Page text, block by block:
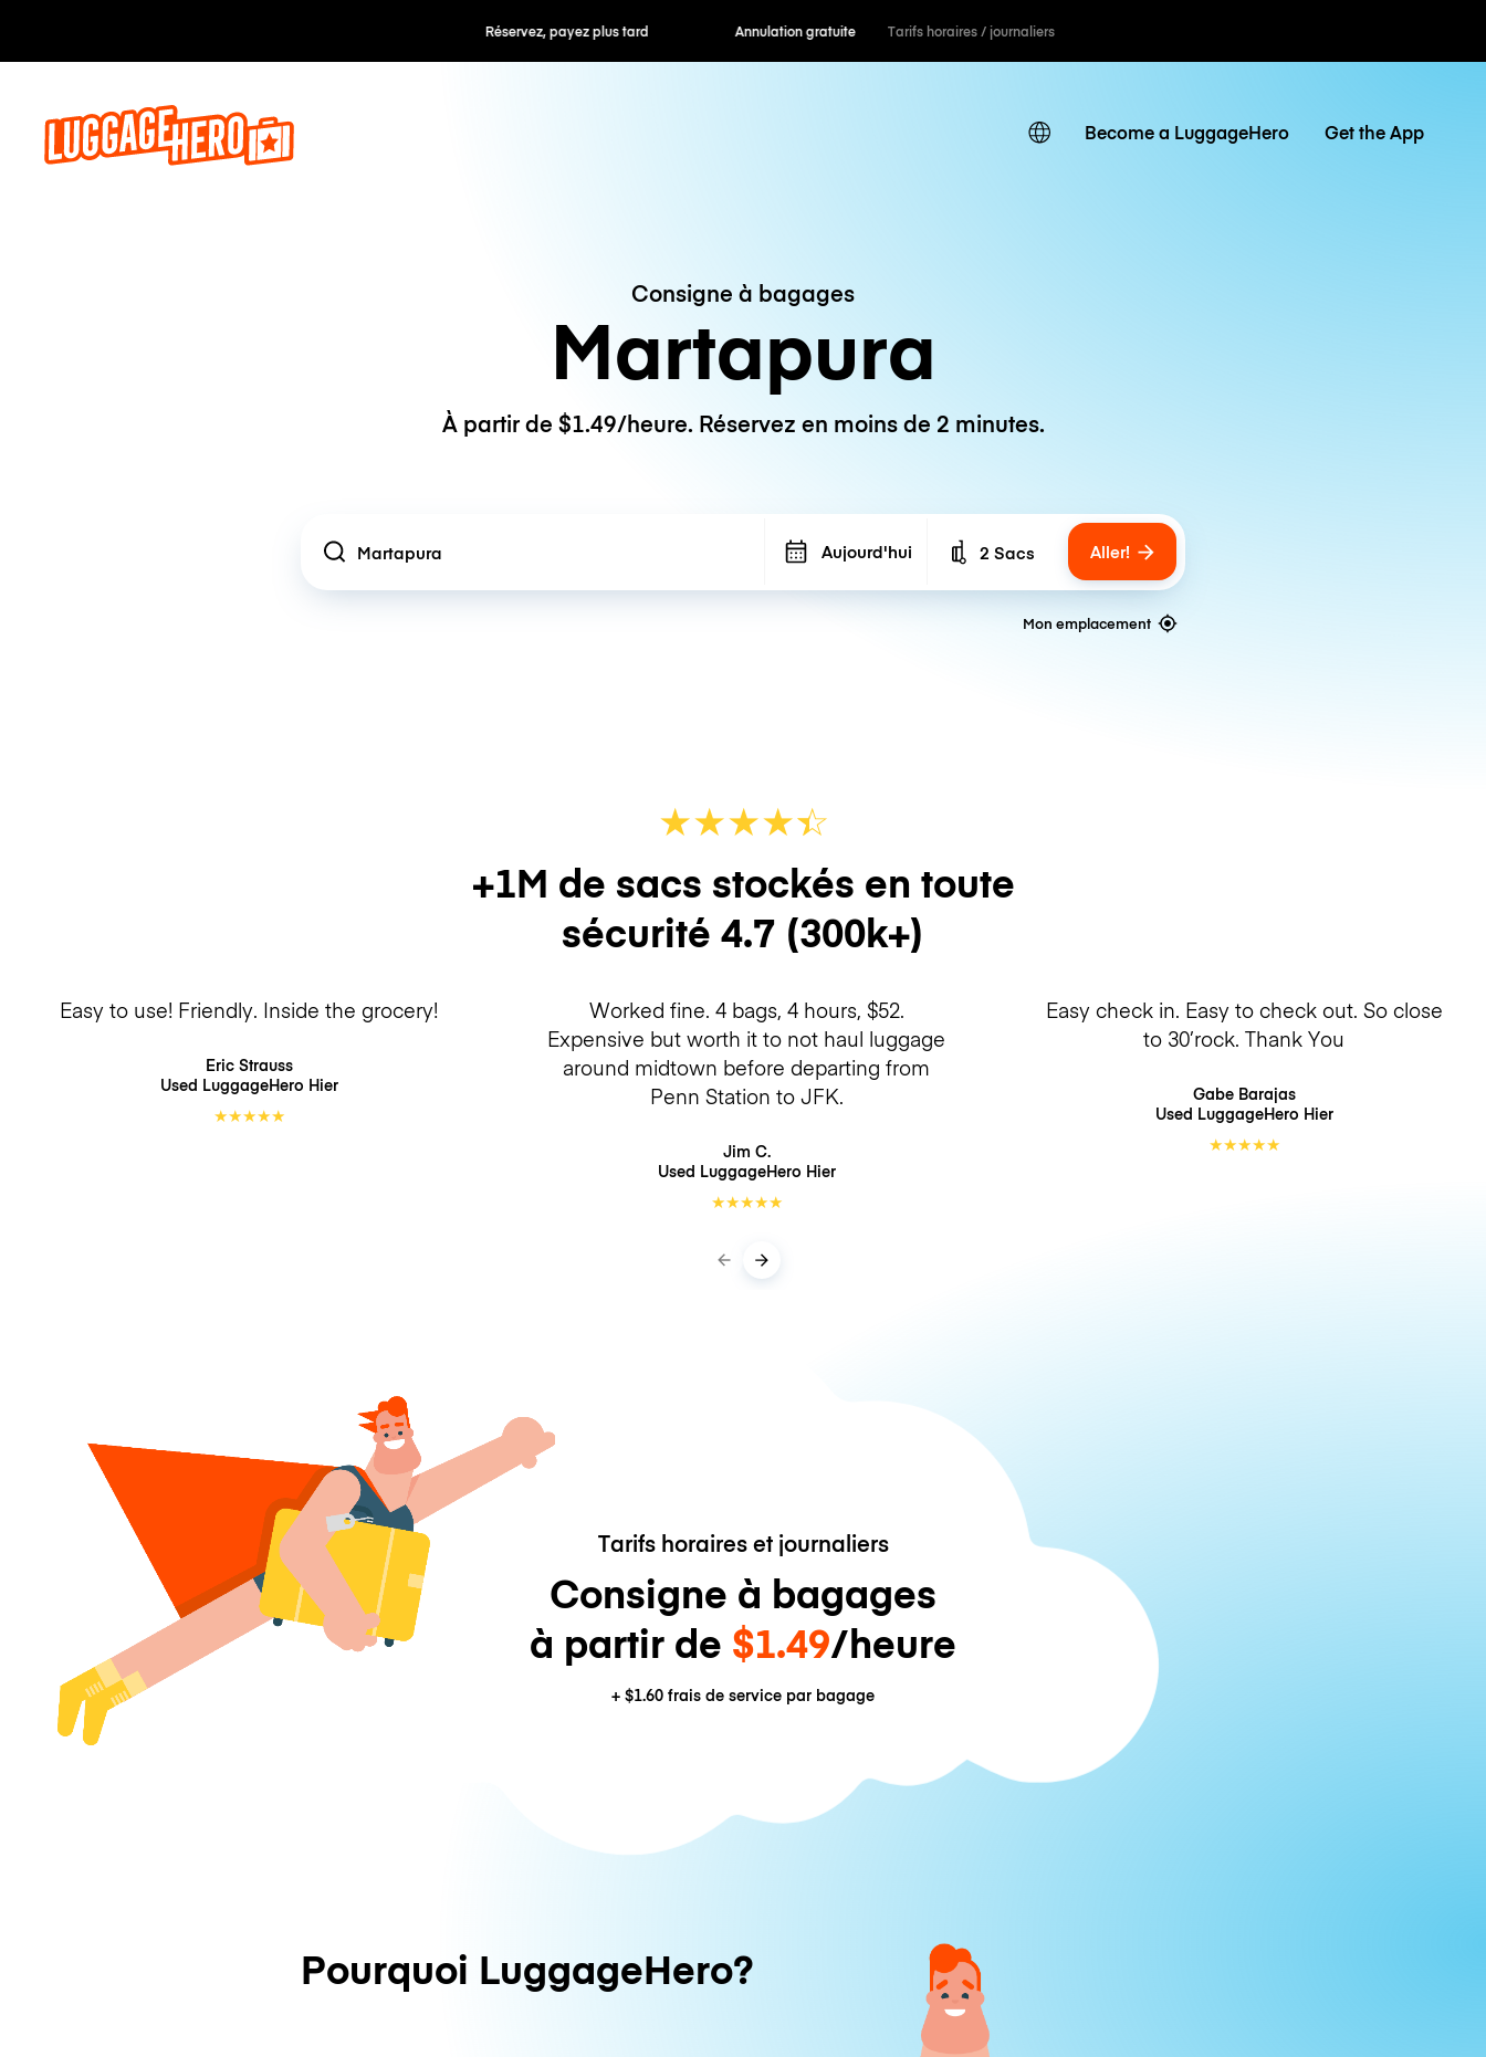
Réservez, payez plus tard Annulation gratuite Tarifs horaires / journaliers
Become a LuggageHero Get the App
Consigne à bagages
Martapura
À partir de $1.49/heure. Réservez en moins de 2 minutes.
Location Aujourd'hui Number of bags
2 Sacs Aller!
Mon emplacement
★★★★☆
★
+1M de sacs stockés en toute
sécurité 4.7 (300k+)
Easy to use! Friendly. Inside the grocery!
Eric Strauss
Used LuggageHero Hier
★★★★★
Worked fine. 4 bags, 4 hours, $52.
Expensive but worth it to not haul luggage
around midtown before departing from
Penn Station to JFK.
Jim C.
Used LuggageHero Hier
★★★★★
Easy check in. Easy to check out. So close
to 30’rock. Thank You
Gabe Barajas
Used LuggageHero Hier
★★★★★
Tarifs horaires et journaliers
Consigne à bagages
à partir de $1.49/heure
+ $1.60 frais de service par bagage
Pourquoi LuggageHero?